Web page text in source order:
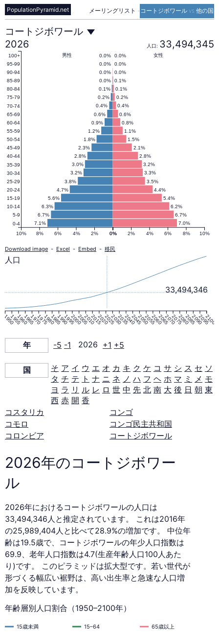
メーリングリスト - コートジボワール vs 他の国
PopulationPyramid.net
コ
ー
ト
ジ
ボ
ワ
ー
ル
の
口
ピ
ラ
ッ
ド
（1950–
2100
年）
コートジボワール
2026
人口: 33,494,345
7.0%
7.1%
6.7%
6.7%
6.2%
6.3%
5.4%
5.6%
4.4%
4.7%
3.5%
3.8%
3.3%
3.2%
3.2%
3.0%
2.8%
2.8%
2.1%
2.3%
1.5%
1.8%
1.1%
1.2%
0.8%
0.9%
0.6%
0.6%
0.4%
0.4%
0.2%
0.2%
0.1%
0.1%
0.1%
0.0%
0.0%
0.0%
0.0%
0.0%
0.0%
0.0% 女性
男性
0% 2% 4% 6% 8% 10%
10% 8% 6% 4% 2% 0%
0-4
5-9
10-14
15-19
20-24
25-29
30-34
35-39
40-44
45-49
50-54
55-59
60-64
65-69
70-74
75-79
80-84
85-89
90-94
95-99
100+
Download image - Excel - Embed - 移民
1950195519601965197019751980198519901995200020052010201520202025203020352040204520502055206020652070207520802085209020952100
33,494,346
人口
年 -5 -1 2026 +1 +5
国 そ ア イ ウ エ オ カ キ ク ケ コ サ シ ス セ ソ
タ チ テ ト ナ ニ ネ ノ ハ フ ヘ ホ マ ミ メ モ
ヨ ラ リ ル レ ロ 世 中 先 北 南 大 後 日 朝 東
西 赤 開 香
コスタリカ
コモロ
コロンビア
コンゴ
コンゴ民主共和国
コートジボワール
2026年のコートジボワー
ル
2026年におけるコートジボワールの人口は
33,494,346人と推定されています。 これは2016年
の25,989,404人と比べて28.9%の増加です。 中位年
齢は19.5歳で、コートジボワールの年少人口指数は
69.9、老年人口指数は4.7(生産年齢人口100人あた
り)です。 このピラミッドは拡大型です。若い世代が
形づくる幅広い裾野は、高い出生率と急速な人口増
加を反映しています。
年齢層別人口割合（1950–2100年）
15歳未満 15–64 65歳以上